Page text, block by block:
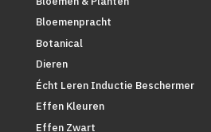
Bloemenpracht
Botanical
Dieren
Écht Leren Inductie Beschermer
Effen Kleuren
Effen Zwart